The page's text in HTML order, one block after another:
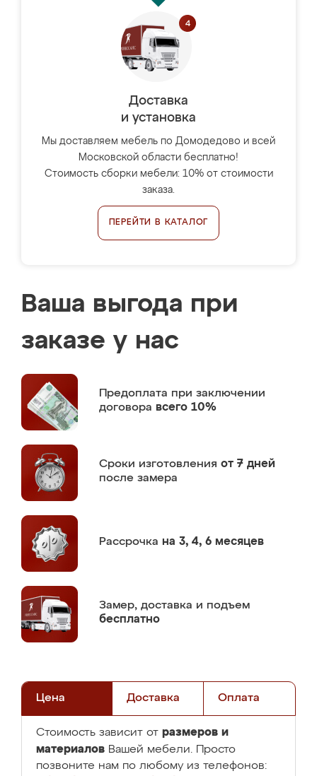
Доставка
и установка
Мы доставляем мебель по Домодедово и всей
Московской области бесплатно!
Стоимость сборки мебели: 10% от стоимости
заказа.
ПЕРЕЙТИ В КАТАЛОГ
Ваша выгода при
заказе у нас
Предоплата при заключении
договора всего 10%
Сроки изготовления от 7 дней
после замера
Рассрочка на 3, 4, 6 месяцев
Замер, доставка и подъем
бесплатно
Цена Доставка Оплата
Стоимость зависит от размеров и
материалов Вашей мебели. Просто
позвоните нам по любому из телефонов: